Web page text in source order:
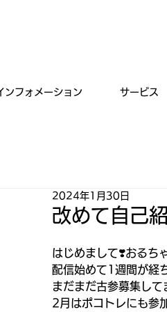
ンフォメーション サービス
改めて自己
2024年1月30日
はじめまして❣️おるち
配信始めて1週間が経
まだまだ古参募集し
2月はポコトレにも参